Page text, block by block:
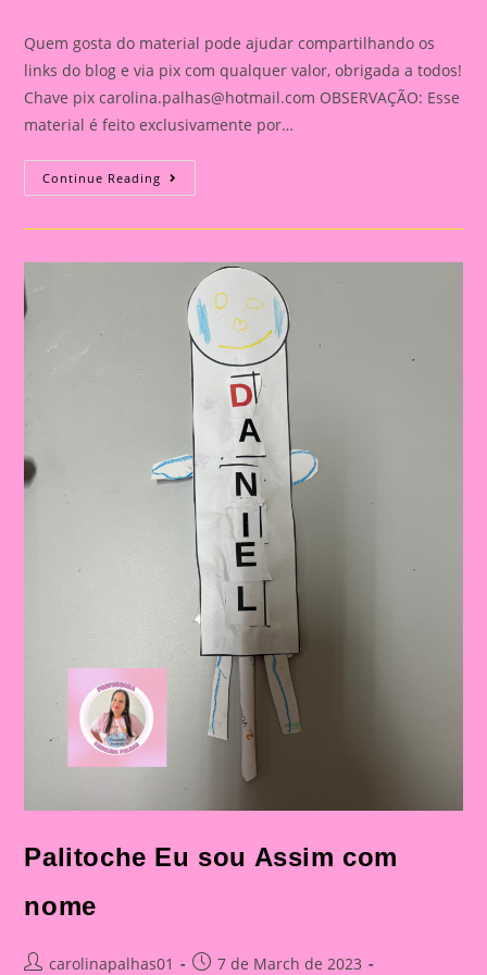
Quem gosta do material pode ajudar compartilhando os
links do blog e via pix com qualquer valor, obrigada a todos!
Chave pixcarolina.palhas@hotmail.com OBSERVAÇÃO: Esse
material é feito exclusivamente por…
Continue Reading Atividade
Sobre
História
Diferente
Com
Livro
PDF
Palitoche Eu sou Assim com
nome
Postcarolinapalhas01
Post7 de March de 2023